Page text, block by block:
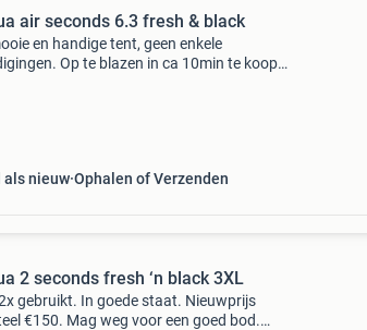
air seconds 6.3 fresh & black
en handige tent, geen enkele
Op te blazen in ca 10min te koop
als nieuw Ophalen of Verzenden
2 seconds fresh ‘n black 3XL
gebruikt. In goede staat. Nieuwprijs
€150. Mag weg voor een goed bod.